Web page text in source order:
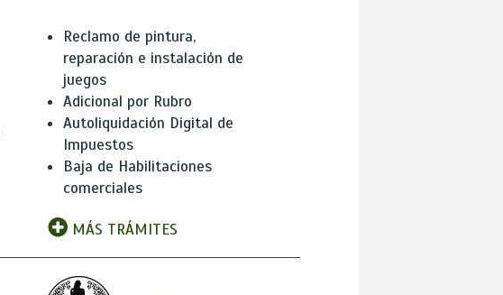
Reclamo de pintura,
reparación e instalación de
juegos
Adicional por Rubro
Autoliquidación Digital de
Impuestos
Baja de Habilitaciones
comerciales
MÁS TRÁMITES